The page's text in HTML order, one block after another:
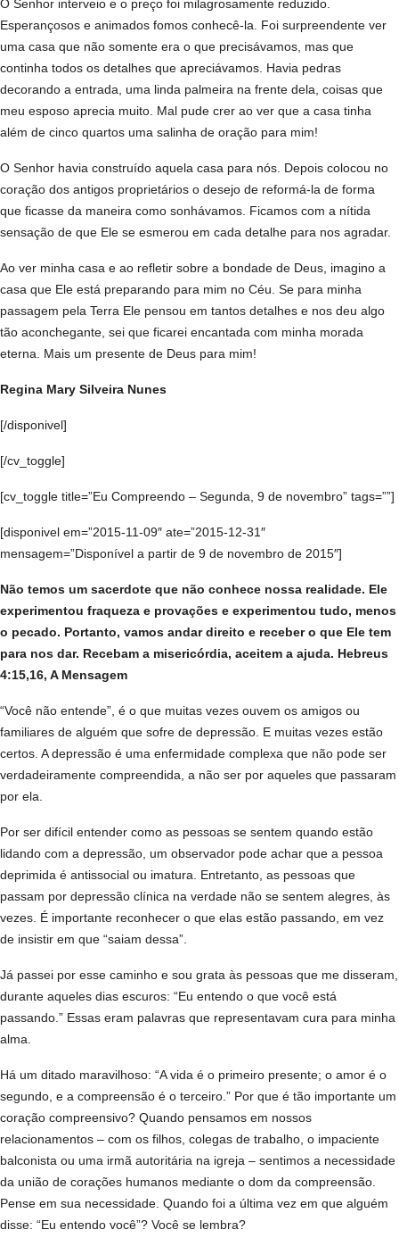
O Senhor interveio e o preço foi milagrosamente reduzido.
Esperançosos e animados fomos conhecê-la. Foi surpreendente ver
uma casa que não somente era o que precisávamos, mas que
continha todos os detalhes que apreciávamos. Havia pedras
decorando a entrada, uma linda palmeira na frente dela, coisas que
meu esposo aprecia muito. Mal pude crer ao ver que a casa tinha
além de cinco quartos uma salinha de oração para mim!
O Senhor havia construído aquela casa para nós. Depois colocou no
coração dos antigos proprietários o desejo de reformá-la de forma
que ficasse da maneira como sonhávamos. Ficamos com a nítida
sensação de que Ele se esmerou em cada detalhe para nos agradar.
Ao ver minha casa e ao refletir sobre a bondade de Deus, imagino a
casa que Ele está preparando para mim no Céu. Se para minha
passagem pela Terra Ele pensou em tantos detalhes e nos deu algo
tão aconchegante, sei que ficarei encantada com minha morada
eterna. Mais um presente de Deus para mim!
Regina Mary Silveira Nunes
[/disponivel]
[/cv_toggle]
[cv_toggle title=”Eu Compreendo – Segunda, 9 de novembro” tags=””]
[disponivel em=”2015-11-09″ ate=”2015-12-31″
mensagem=”Disponível a partir de 9 de novembro de 2015″]
Não temos um sacerdote que não conhece nossa realidade. Ele
experimentou fraqueza e provações e experimentou tudo, menos
o pecado. Portanto, vamos andar direito e receber o que Ele tem
para nos dar. Recebam a misericórdia, aceitem a ajuda. Hebreus
4:15,16, A Mensagem
“Você não entende”, é o que muitas vezes ouvem os amigos ou
familiares de alguém que sofre de depressão. E muitas vezes estão
certos. A depressão é uma enfermidade complexa que não pode ser
verdadeiramente compreendida, a não ser por aqueles que passaram
por ela.
Por ser difícil entender como as pessoas se sentem quando estão
lidando com a depressão, um observador pode achar que a pessoa
deprimida é antissocial ou imatura. Entretanto, as pessoas que
passam por depressão clínica na verdade não se sentem alegres, às
vezes. É importante reconhecer o que elas estão passando, em vez
de insistir em que “saiam dessa”.
Já passei por esse caminho e sou grata às pessoas que me disseram,
durante aqueles dias escuros: “Eu entendo o que você está
passando.” Essas eram palavras que representavam cura para minha
alma.
Há um ditado maravilhoso: “A vida é o primeiro presente; o amor é o
segundo, e a compreensão é o terceiro.” Por que é tão importante um
coração compreensivo? Quando pensamos em nossos
relacionamentos – com os filhos, colegas de trabalho, o impaciente
balconista ou uma irmã autoritária na igreja – sentimos a necessidade
da união de corações humanos mediante o dom da compreensão.
Pense em sua necessidade. Quando foi a última vez em que alguém
disse: “Eu entendo você”? Você se lembra?